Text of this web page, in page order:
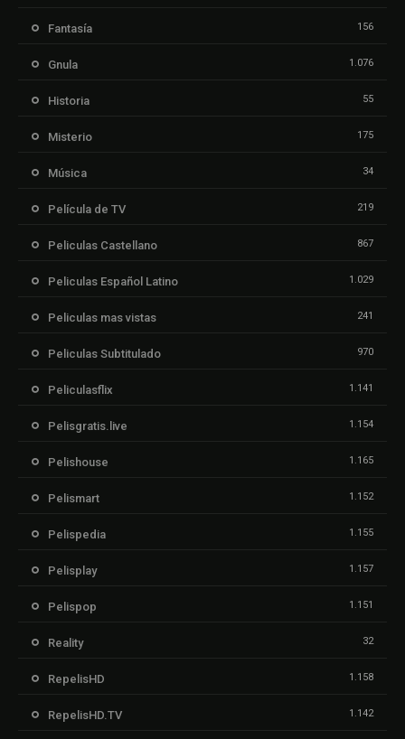
Fantasía 156
Gnula 1.076
Historia 55
Misterio 175
Música 34
Película de TV 219
Peliculas Castellano 867
Peliculas Español Latino 1.029
Peliculas mas vistas 241
Peliculas Subtitulado 970
Peliculasflix 1.141
Pelisgratis.live 1.154
Pelishouse 1.165
Pelismart 1.152
Pelispedia 1.155
Pelisplay 1.157
Pelispop 1.151
Reality 32
RepelisHD 1.158
RepelisHD.TV 1.142